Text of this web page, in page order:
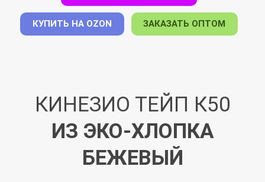
КУПИТЬ НА OZON ЗАКАЗАТЬ ОПТОМ
КИНЕЗИО ТЕЙП К50
ИЗ ЭКО-ХЛОПКА
БЕЖЕВЫЙ